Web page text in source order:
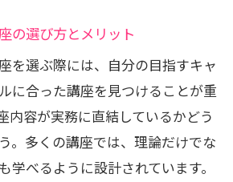
大限活用セラピスト通信講座
利用した学びのコツ
果的に使う勉強法
教材とモバイルデバイスの活
の選び方とメリット
を選ぶ際には、自分の目指すキャ
に合った講座を見つけることが重
内容が実務に直結しているかどう
。多くの講座では、理論だけでな
学べるように設計されています。